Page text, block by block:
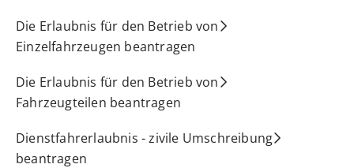
Die Erlaubnis für den Betrieb von
Einzelfahrzeugen beantragen
Die Erlaubnis für den Betrieb von
Fahrzeugteilen beantragen
Dienstfahrerlaubnis - zivile Umschreibung
beantragen